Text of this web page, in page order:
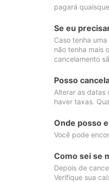
pagará
Se eu
Caso tenha
não tenha mais
cancelamento
Posso
Alterar as datas
haver taxas.
Onde posso
Você pode
Como sei se
Depois de
Verifique sua